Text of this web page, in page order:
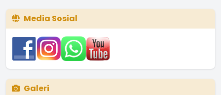
Media Sosial
Galeri